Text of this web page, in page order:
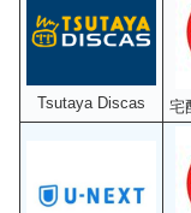
Tsutaya Discas 宅